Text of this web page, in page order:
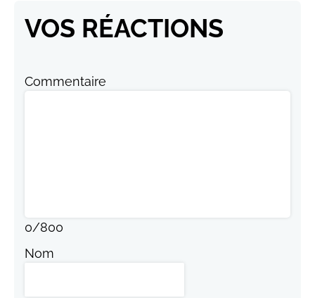
VOS RÉACTIONS
Commentaire
0/800
Nom